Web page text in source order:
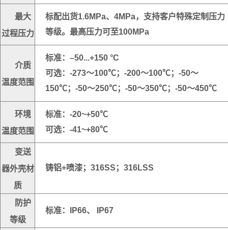
最大
过程压力
标配出货1.6MPa、4MPa，支持客户特殊定制压力
等级。最高压力可至100MPa
介质
温度范围
标准：–50...+150 °C
可选：-273～100℃；-200～100℃；-50～
150℃；-50～250℃；-50～350℃；-50～450℃
环境
温度范围
标准：-20~+50℃
可选：-41~+80℃
变送
器外壳材
质
铸铝+喷漆；316SS；316LSS
防护
等级
标准：IP66、 IP67